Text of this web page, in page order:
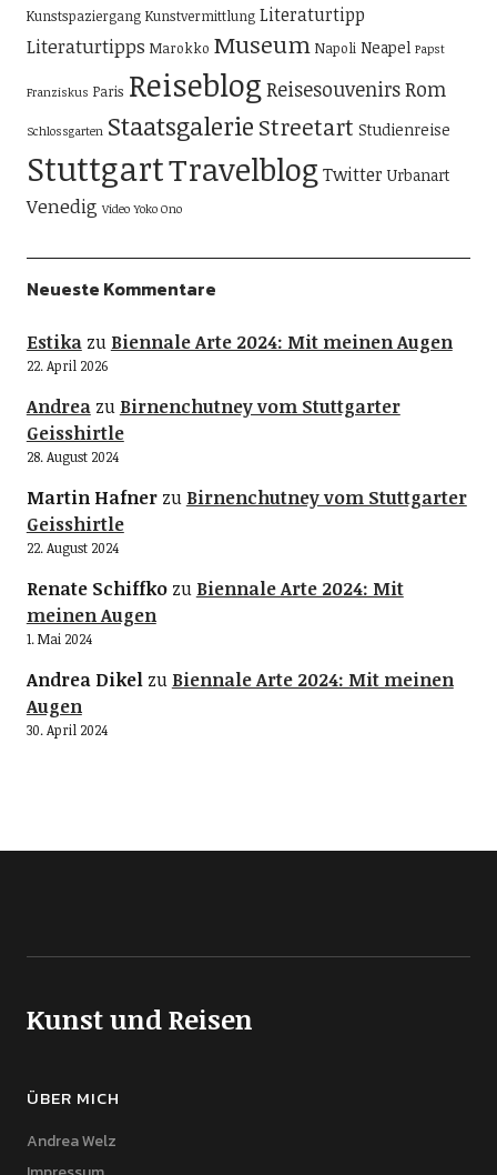
Kunstspaziergang Kunstvermittlung Literaturtipp
Literaturtipps Marokko Museum Napoli Neapel Papst
Franziskus Paris Reiseblog ReisesouvenirsRom
Schlossgarten Staatsgalerie Streetart Studienreise
StuttgartTravelblog Twitter Urbanart
Venedig Video Yoko Ono
Neueste Kommentare
Estikazu Biennale Arte 2024: Mit meinen Augen
22. April 2026
Andreazu Birnenchutney vom Stuttgarter
Geisshirtle
28. August 2024
Martin Hafnerzu Birnenchutney vom Stuttgarter
Geisshirtle
22. August 2024
Renate Schiffkozu Biennale Arte 2024: Mit
meinen Augen
1. Mai 2024
Andrea Dikelzu Biennale Arte 2024: Mit meinen
Augen
30. April 2024
Kunst und Reisen
ÜBER MICH
Andrea Welz